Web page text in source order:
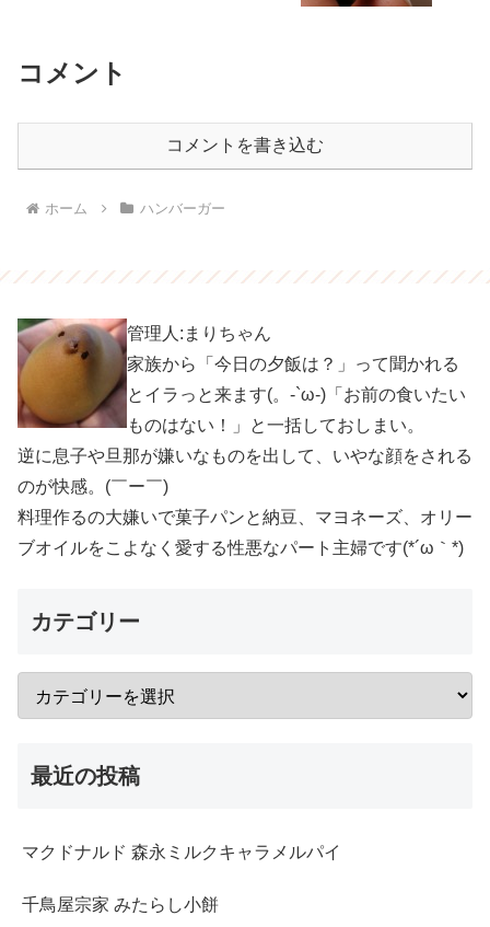
コメント
コメントを書き込む
ホーム ハンバーガー
管理人:まりちゃん
家族から「今日の夕飯は？」って聞かれる
とイラっと来ます(。-`ω-)「お前の食いたい
ものはない！」と一括しておしまい。
逆に息子や旦那が嫌いなものを出して、いやな顔をされる
のが快感。(￣ー￣)
料理作るの大嫌いで菓子パンと納豆、マヨネーズ、オリー
ブオイルをこよなく愛する性悪なパート主婦です(*´ω｀*)
カテゴリー
最近の投稿
マクドナルド 森永ミルクキャラメルパイ
千鳥屋宗家 みたらし小餅